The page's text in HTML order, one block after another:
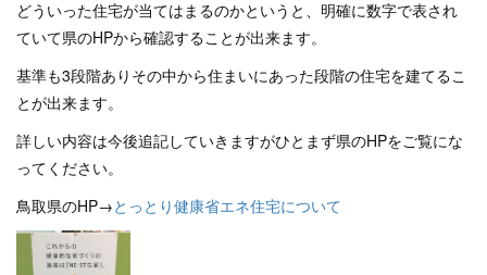
どういった住宅が当てはまるのかというと、明確に数字で表され
ていて県のHPから確認することが出来ます。
基準も3段階ありその中から住まいにあった段階の住宅を建てるこ
とが出来ます。
詳しい内容は今後追記していきますがひとまず県のHPをご覧にな
ってください。
鳥取県のHP→とっとり健康省エネ住宅について